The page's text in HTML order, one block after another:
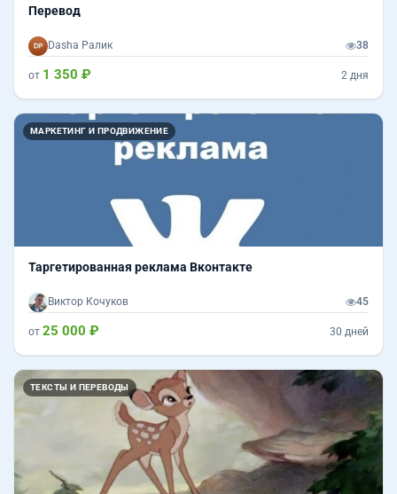
Перевод
Dasha Ралик 38
от 1 350 ₽ 2 дня
МАРКЕТИНГ И ПРОДВИЖЕНИЕ
Таргетированная реклама Вконтакте
Виктор Кочуков 45
от 25 000 ₽ 30 дней
ТЕКСТЫ И ПЕРЕВОДЫ